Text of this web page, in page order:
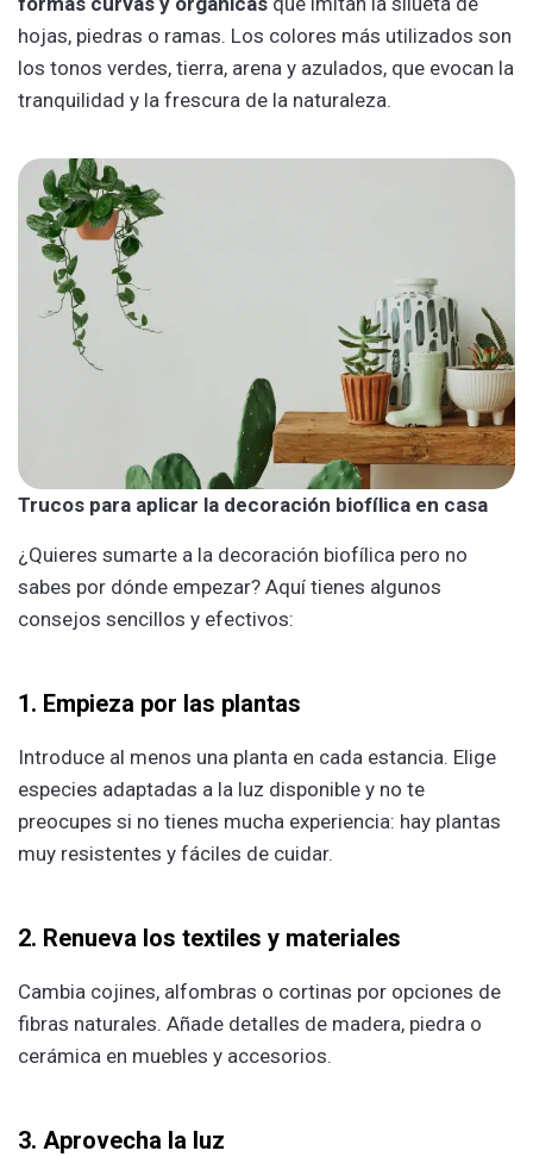
hojas, piedras o ramas. Los colores más utilizados son
los tonos verdes, tierra, arena y azulados, que evocan la
tranquilidad y la frescura de la naturaleza.
Trucos para aplicar la decoración biofílica en casa
¿Quieres sumarte a la decoración biofílica pero no
sabes por dónde empezar? Aquí tienes algunos
consejos sencillos y efectivos:
1. Empieza por las plantas
Introduce al menos una planta en cada estancia. Elige
especies adaptadas a la luz disponible y no te
preocupes si no tienes mucha experiencia: hay plantas
muy resistentes y fáciles de cuidar.
2. Renueva los textiles y materiales
Cambia cojines, alfombras o cortinas por opciones de
fibras naturales. Añade detalles de madera, piedra o
cerámica en muebles y accesorios.
3. Aprovecha la luz